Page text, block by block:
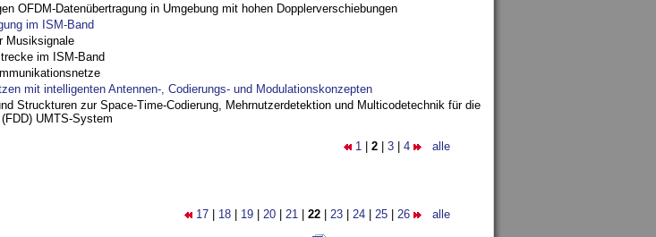
OFDM-Datenübertragung in Umgebung mit hohen Dopplerverschiebungen
im ISM-Band
Musiksignale
im ISM-Band
mit intelligenten Antennen-, Codierungs- und Modulationskonzepten
Struckturen zur Space-Time-Codierung, Mehrnutzerdetektion und Multicodetechnik für die
UMTS-System
1 2 3 4 alle
17 18 19 20 21 22 23 24 25 26 alle